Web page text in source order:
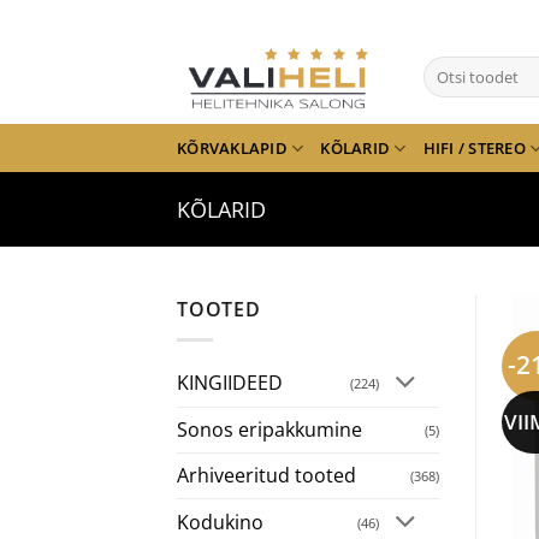
Otsi:
KÕRVAKLAPID KÕLARID HIFI / STEREO
KÕLARID
TOOTED
KINGIIDEED (224)
Sonos eripakkumine (5)
Arhiveeritud tooted (368)
Kodukino (46)
-